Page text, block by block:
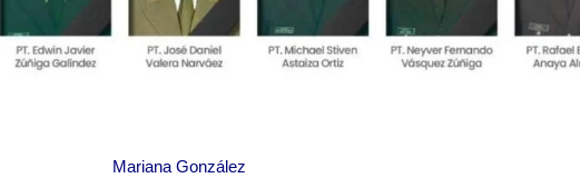
Mariana González